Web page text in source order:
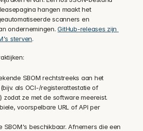
hangen maakt het
scanners en
ondernemingen. GitHub-releases zijn
sterven.
SBOM rechtstreeks aan het
als OCI-/registerattestatie of
zodat ze met de software meereist.
voorspelbare URL of API per
SBOM's beschikbaar. Afnemers die een